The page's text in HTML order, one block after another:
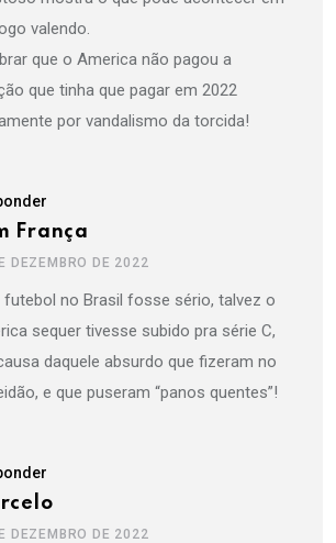
valendo.
que o America não pagou a
que tinha que pagar em 2022
por vandalismo da torcida!
França
DEZEMBRO DE 2022
futebol no Brasil fosse sério, talvez o
sequer tivesse subido pra série C,
daquele absurdo que fizeram no
e que puseram “panos quentes”!
DEZEMBRO DE 2022